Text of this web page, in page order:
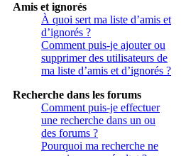
Amis et ignorés
À quoi sert ma liste d’amis et
d’ignorés ?
Comment puis-je ajouter ou
supprimer des utilisateurs de
ma liste d’amis et d’ignorés ?
Recherche dans les forums
Comment puis-je effectuer
une recherche dans un ou
des forums ?
Pourquoi ma recherche ne